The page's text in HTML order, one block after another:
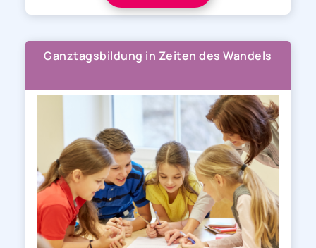
Ganztagsbildung in Zeiten des Wandels